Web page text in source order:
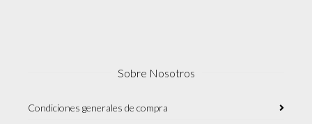
Sobre Nosotros
Condiciones generales de compra